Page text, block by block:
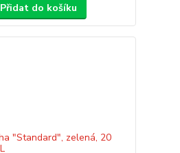
Přidat do košíku